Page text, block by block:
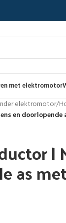
met elektromotor
elektromotor/
en
|
as